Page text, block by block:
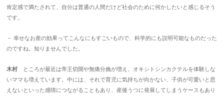
肯定感で満たされて、自分は普通の人間だけど社会のために何かしたいと感じるそう
です。
－ 幸せなお産の効果ってこんなにもすごいもので、科学的にも説明可能なものだった
のですね。知りませんでした。
木村
ところが最近は帝王切開や無痛分娩が増え、オキシトシンカクテルを体験しな
いママも増えています。中には、それで育児に気持ちが向かない、子供が可愛いと思
えないといった感情につながることもあり、産後うつに発展してしまうケースもあり